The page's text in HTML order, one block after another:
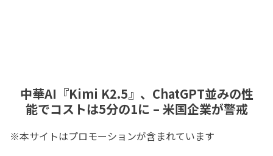
中華AI『Kimi K2.5』、ChatGPT並みの性
能でコストは5分の1に – 米国企業が警戒
※本サイトはプロモーションが含まれています